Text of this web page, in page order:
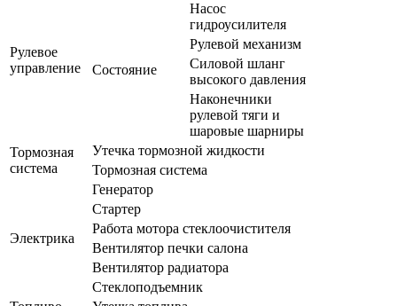
Рулевое
управление
Состояние
Насос
гидроусилителя
Рулевой механизм
Силовой шланг
высокого давления
Наконечники
рулевой тяги и
шаровые шарниры
Тормозная
система
Утечка тормозной жидкости
Тормозная система
Электрика
Генератор
Стартер
Работа мотора стеклоочистителя
Вентилятор печки салона
Вентилятор радиатора
Стеклоподъемник